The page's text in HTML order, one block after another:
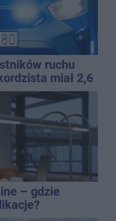
ruchu
miał 2,6
– gdzie